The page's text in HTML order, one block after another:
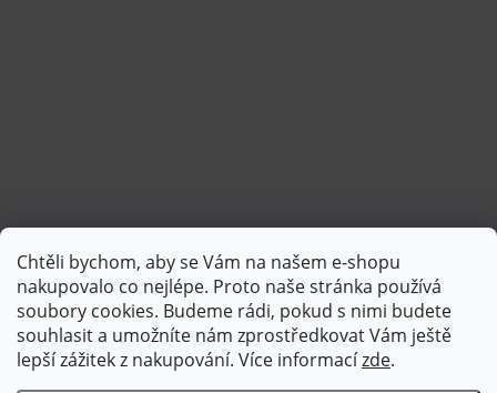
Chtěli bychom, aby se Vám na našem e-shopu
nakupovalo co nejlépe. Proto naše stránka používá
soubory cookies. Budeme rádi, pokud s nimi budete
souhlasit a umožníte nám zprostředkovat Vám ještě
lepší zážitek z nakupování. Více informacízde.
Sledovat na Instagramu